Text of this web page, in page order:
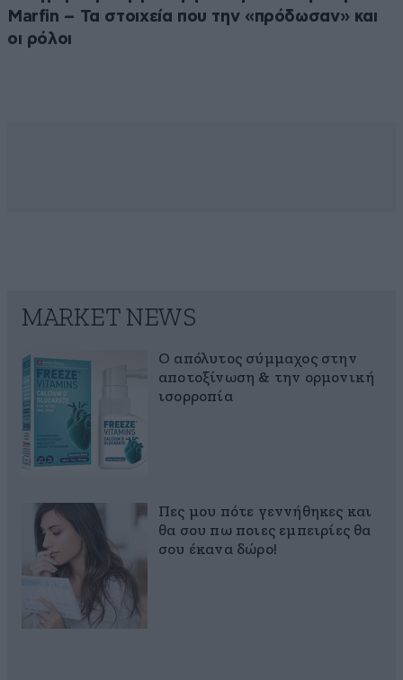
Marfin – Τα στοιχεία που την «πρόδωσαν» και
οι ρόλοι
MARKET NEWS
Ο απόλυτος σύμμαχος στην
αποτοξίνωση & την ορμονική
ισορροπία
Πες μου πότε γεννήθηκες και
θα σου πω ποιες εμπειρίες θα
σου έκανα δώρο!